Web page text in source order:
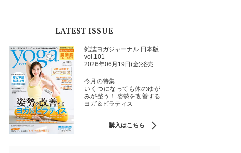
LATEST ISSUE
雑誌ヨガジャーナル 日本版
vol.101
2026年06月19日(金)発売
今月の特集
いくつになっても体のゆが
みが整う！ 姿勢を改善する
ヨガ＆ピラティス
購入はこちら